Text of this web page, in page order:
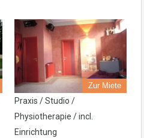
Zur Miete
Praxis / Studio /
Physiotherapie / incl.
Einrichtung